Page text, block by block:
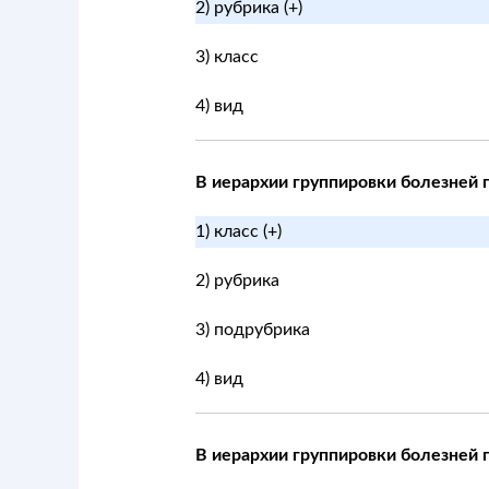
2) рубрика (+)
3) класс
4) вид
В иерархии группировки
1) класс (+)
2) рубрика
3) подрубрика
4) вид
В иерархии группировки